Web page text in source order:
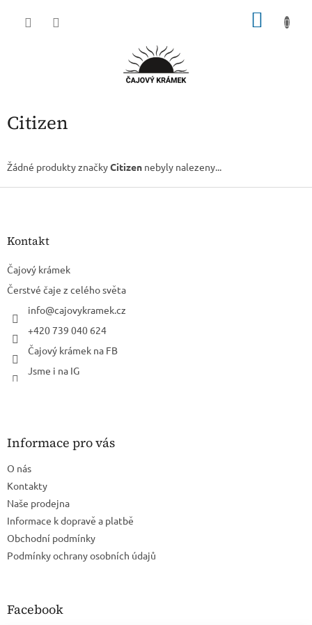
Citizen
Žádné produkty značkyCitizen nebyly nalezeny...
Z
Kontakt
Čajový krámek
Čerstvé čaje z celého světa
info@cajovykramek.cz
+420 739 040 624
Čajový krámek na FB
Jsme i na IG
Informace pro vás
O nás
Kontakty
Naše prodejna
Informace k dopravě a platbě
Obchodní podmínky
Podmínky ochrany osobních údajů
Facebook